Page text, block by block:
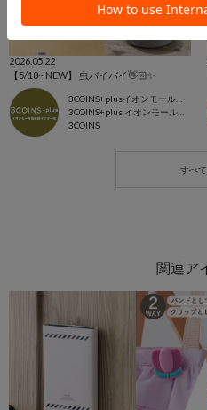
2026.05.22
【5/18~ NEW】 虫バイバイ👋🏻✨
3COINS+plusイオンモール各務原インター店
3COINS+plus イオンモール各務原
3COINS